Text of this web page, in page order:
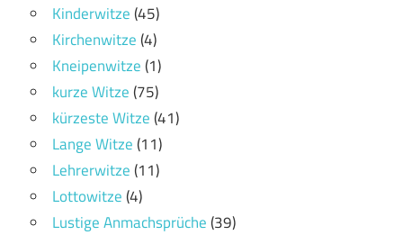
Kinderwitze(45)
Kirchenwitze(4)
Kneipenwitze(1)
kurze Witze(75)
kürzeste Witze(41)
Lange Witze(11)
Lehrerwitze(11)
Lottowitze(4)
Lustige Anmachsprüche(39)